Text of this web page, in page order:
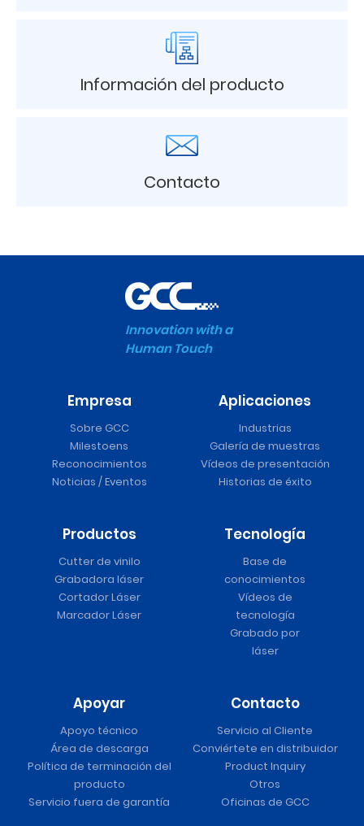
Información del producto
Contacto
Innovation with a
Human Touch
Empresa
Sobre GCC
Milestoens
Reconocimientos
Noticias / Eventos
Aplicaciones
Industrias
Galería de muestras
Vídeos de presentación
Historias de éxito
Productos
Cutter de vinilo
Grabadora láser
Cortador Láser
Marcador Láser
Tecnología
Base de
conocimientos
Vídeos de
tecnología
Grabado por
láser
Apoyar
Apoyo técnico
Área de descarga
Política de terminación del
producto
Servicio fuera de garantía
Contacto
Servicio al Cliente
Conviértete en distribuidor
Product Inquiry
Otros
Oficinas de GCC